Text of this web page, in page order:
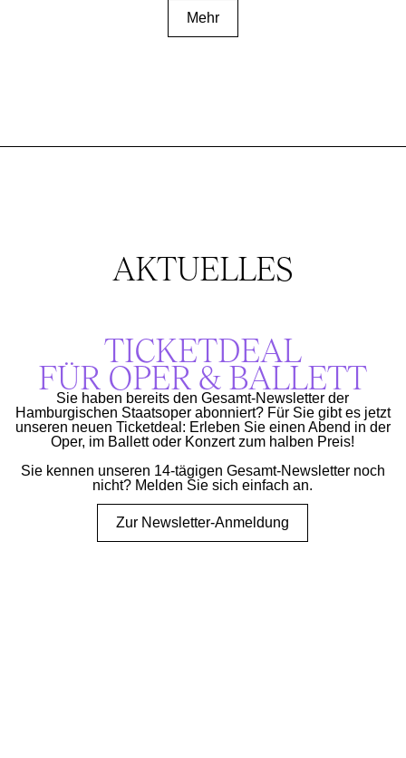
Mehr
AKTUELLES
TICKETDEAL
FÜR OPER & BALLETT
Sie haben bereits den Gesamt-Newsletter der
Hamburgischen Staatsoper abonniert? Für Sie gibt es jetzt
unseren neuen Ticketdeal: Erleben Sie einen Abend in der
Oper, im Ballett oder Konzert zum halben Preis!
Sie kennen unseren 14-tägigen Gesamt-Newsletter noch
nicht? Melden Sie sich einfach an.
Zur Newsletter-Anmeldung